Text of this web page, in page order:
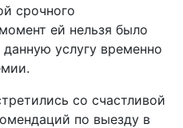
срочного
ей нельзя было
данную услугу временно
со счастливой
по выезду в